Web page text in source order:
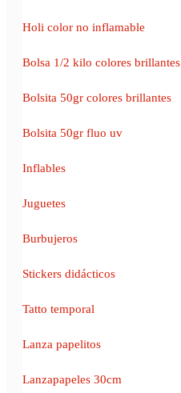
Holi color no inflamable
Bolsa 1/2 kilo colores brillantes
Bolsita 50gr colores brillantes
Bolsita 50gr fluo uv
Inflables
Juguetes
Burbujeros
Stickers didácticos
Tatto temporal
Lanza papelitos
Lanzapapeles 30cm